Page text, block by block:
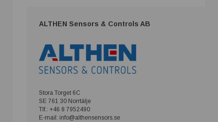
ALTHEN Sensors & Controls AB
Stora Torget 6C
SE 761 30 Norrtälje
Tlf.: +46 8 7952490
E-mail: info@althensensors.se